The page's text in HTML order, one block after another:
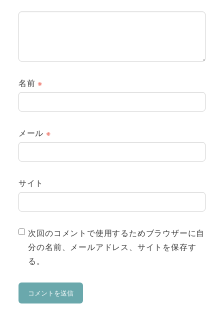
名前※
メール ※
サイト
次回のコメントで使用するためブラウザーに自
分の名前、メールアドレス、サイトを保存す
る。